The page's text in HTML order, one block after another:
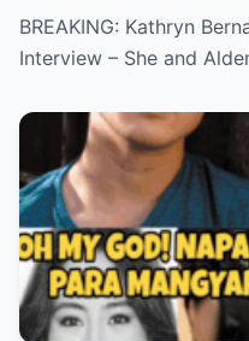
Richards Are Now
BREAKING: Kathryn
Interview – She and